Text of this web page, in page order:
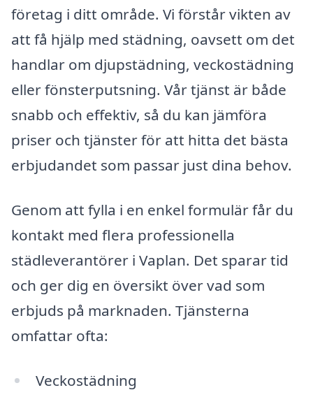
företag i ditt område. Vi förstår vikten av
att få hjälp med städning, oavsett om det
handlar om djupstädning, veckostädning
eller fönsterputsning. Vår tjänst är både
snabb och effektiv, så du kan jämföra
priser och tjänster för att hitta det bästa
erbjudandet som passar just dina behov.
Genom att fylla i en enkel formulär får du
kontakt med flera professionella
städleverantörer i Vaplan. Det sparar tid
och ger dig en översikt över vad som
erbjuds på marknaden. Tjänsterna
omfattar ofta:
Veckostädning